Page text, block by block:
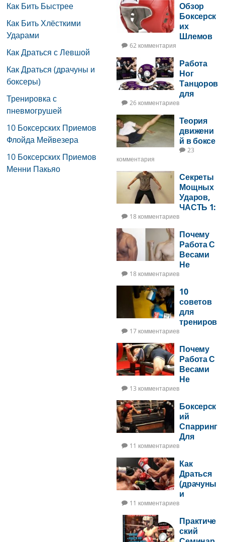
Как Бить Быстрее
Как Бить Хлёсткими
Ударами
Как Драться с Левшой
Как Драться (драчуны и
боксеры)
Тренировка с
пневмогрушей
10 Боксерских Приемов
Флойда Мейвезера
10 Боксерских Приемов
Менни Пакьяо
Обзор
Боксерск
их
Шлемов
62 комментария
Работа
Ног
Танцоров
для
26 комментариев
Теория
движени
й в боксе
23
комментария
Секреты
Мощных
Ударов,
ЧАСТЬ 1:
На 2 Ноги
18 комментариев
Почему
Работа С
Весами
Не
Мощь —
ЧАСТЬ 2
18 комментариев
10
советов
для
трениров
ом мешке
17 комментариев
Почему
Работа С
Весами
Не
Мощь
13 комментариев
Боксерск
ий
Спарринг
Для
11 комментариев
Как
Драться
(драчуны
и
11 комментариев
Практиче
ский